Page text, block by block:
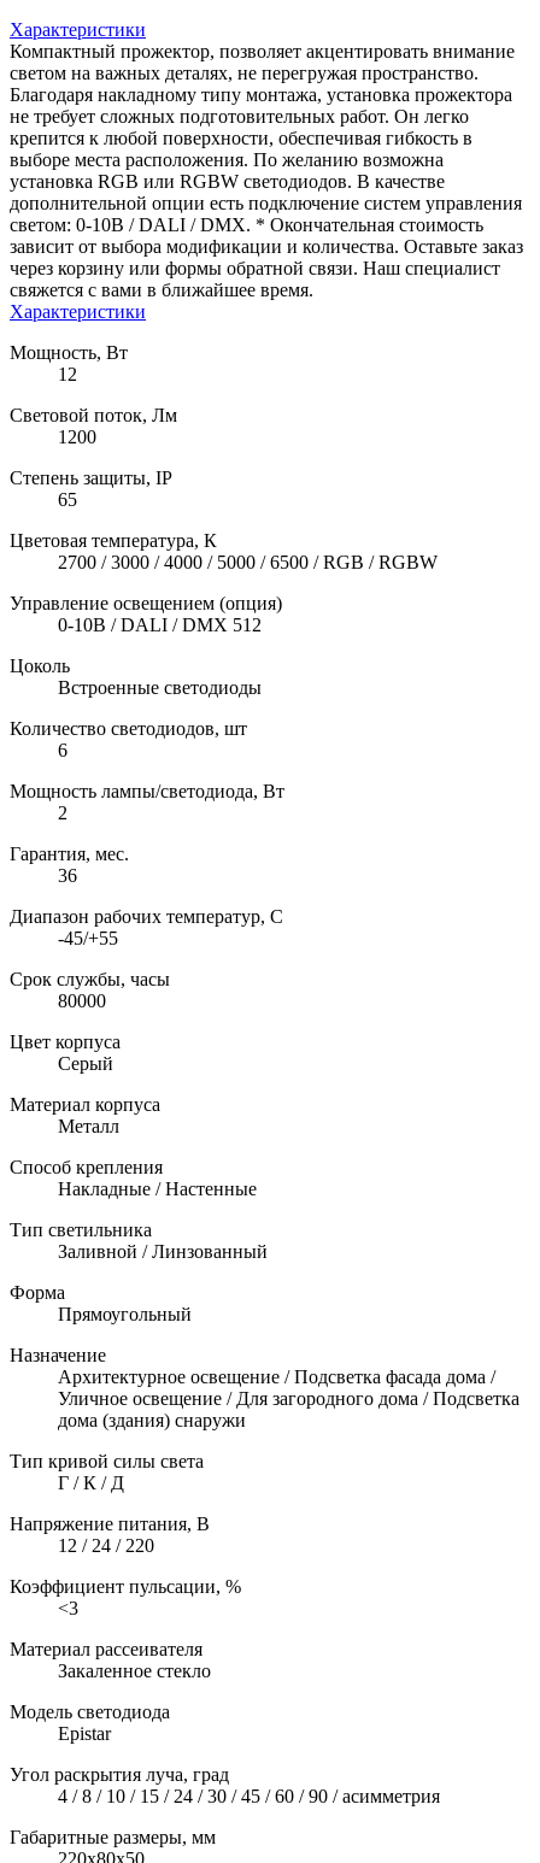
Характеристики
Компактный прожектор, позволяет акцентировать внимание
светом на важных деталях, не перегружая пространство.
Благодаря накладному типу монтажа, установка прожектора
не требует сложных подготовительных работ. Он легко
крепится к любой поверхности, обеспечивая гибкость в
выборе места расположения. По желанию возможна
установка RGB или RGBW светодиодов. В качестве
дополнительной опции есть подключение систем управления
светом: 0-10В / DALI / DMX. * Окончательная стоимость
зависит от выбора модификации и количества. Оставьте заказ
через корзину или формы обратной связи. Наш специалист
свяжется с вами в ближайшее время.
Характеристики
Мощность, Вт
12
Световой поток, Лм
1200
Степень защиты, IP
65
Цветовая температура, К
2700 / 3000 / 4000 / 5000 / 6500 / RGB / RGBW
Управление освещением (опция)
0-10В / DALI / DMX 512
Цоколь
Встроенные светодиоды
Количество светодиодов, шт
6
Мощность лампы/светодиода, Вт
2
Гарантия, мес.
36
Диапазон рабочих температур, C
-45/+55
Срок службы, часы
80000
Цвет корпуса
Серый
Материал корпуса
Металл
Способ крепления
Накладные / Настенные
Тип светильника
Заливной / Линзованный
Форма
Прямоугольный
Назначение
Архитектурное освещение / Подсветка фасада дома /
Уличное освещение / Для загородного дома / Подсветка
дома (здания) снаружи
Тип кривой силы света
Г / К / Д
Напряжение питания, В
12 / 24 / 220
Коэффициент пульсации, %
<3
Материал рассеивателя
Закаленное стекло
Модель светодиода
Epistar
Угол раскрытия луча, град
4 / 8 / 10 / 15 / 24 / 30 / 45 / 60 / 90 / асимметрия
Габаритные размеры, мм
220х80х50